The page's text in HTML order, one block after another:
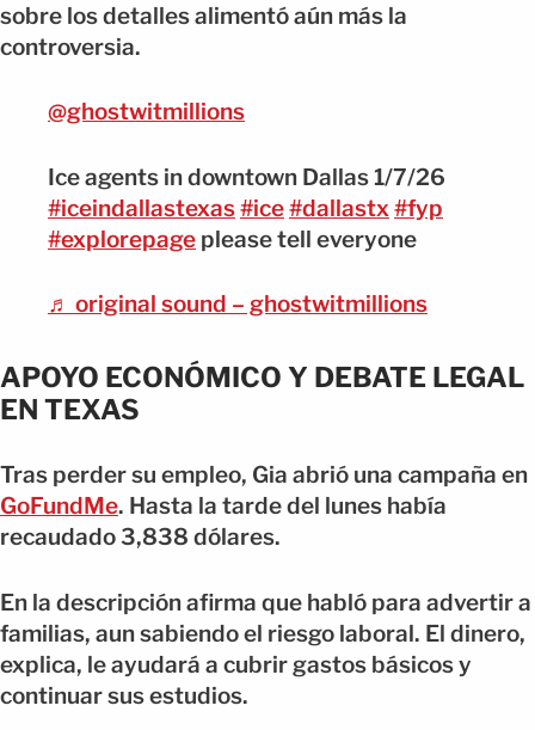
sobre los detalles alimentó aún más la
controversia.
@ghostwitmillions
Ice agents in downtown Dallas 1/7/26
#iceindallastexas#ice#dallastx#fyp
#explorepage please tell everyone
♬ original sound – ghostwitmillions
APOYO ECONÓMICO Y DEBATE LEGAL
EN TEXAS
Tras perder su empleo, Gia abrió una campaña en
GoFundMe. Hasta la tarde del lunes había
recaudado 3,838 dólares.
En la descripción afirma que habló para advertir a
familias, aun sabiendo el riesgo laboral. El dinero,
explica, le ayudará a cubrir gastos básicos y
continuar sus estudios.